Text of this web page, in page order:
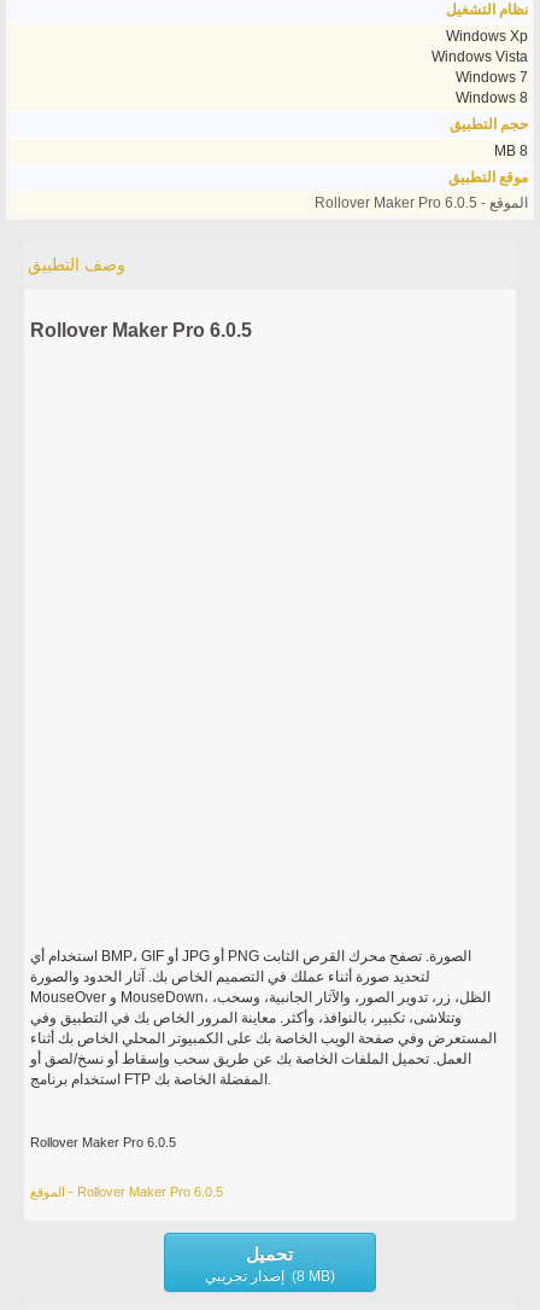
نظام التشغيل
Windows Xp
Windows Vista
Windows 7
Windows 8
حجم التطبيق
8 MB
موقع التطبيق
الموقع - Rollover Maker Pro 6.0.5
وصف التطبيق
Rollover Maker Pro 6.0.5
استخدام أي BMP، GIF أو JPG أو PNG الصورة. تصفح محرك القرص الثابت
لتحديد صورة أثناء عملك في التصميم الخاص بك. آثار الحدود والصورة
MouseOver و MouseDown، الظل، زر، تدوير الصور، والآثار الجانبية، وسحب،
وتتلاشى، تكبير، بالنوافذ، وأكثر. معاينة المرور الخاص بك في التطبيق وفي
المستعرض وفي صفحة الويب الخاصة بك على الكمبيوتر المحلي الخاص بك أثناء
العمل. تحميل الملفات الخاصة بك عن طريق سحب وإسقاط أو نسخ/لصق أو
استخدام برنامج FTP المفضلة الخاصة بك.
Rollover Maker Pro 6.0.5
الموقع - Rollover Maker Pro 6.0.5
تحميل
إصدار تجريبي (8 MB)